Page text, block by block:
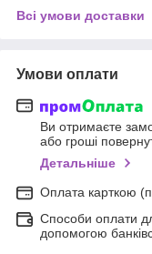
Всі умови доставки
Умови оплати
Ви отримаєте
або гроші
Детальніше
Оплата карткою
Способи оплати
допомогою